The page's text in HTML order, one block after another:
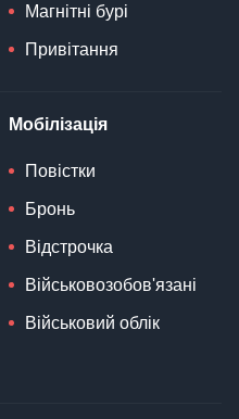
Магнітні бурі
Привітання
Мобілізація
Повістки
Бронь
Відстрочка
Військовозобов'язані
Військовий облік